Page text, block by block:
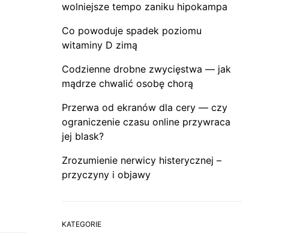
wolniejsze tempo zaniku hipokampa
Co powoduje spadek poziomu
witaminy D zimą
Codzienne drobne zwycięstwa — jak
mądrze chwalić osobę chorą
Przerwa od ekranów dla cery — czy
ograniczenie czasu online przywraca
jej blask?
Zrozumienie nerwicy histerycznej –
przyczyny i objawy
KATEGORIE